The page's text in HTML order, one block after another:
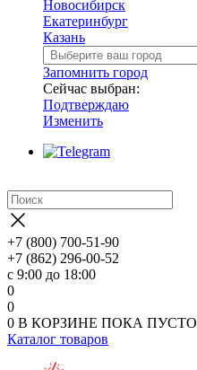
Новосибирск
Екатеринбург
Казань
Запомнить город
Сейчас выбран:
Подтверждаю
Изменить
+7 (800) 700-51-90
+7 (862) 296-00-52
с 9:00 до 18:00
0
0
0 В КОРЗИНЕ ПОКА ПУСТО
Каталог товаров